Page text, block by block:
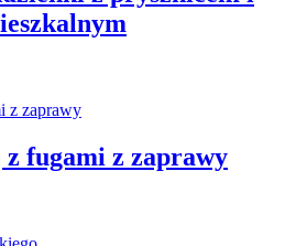
z fugami z zaprawy